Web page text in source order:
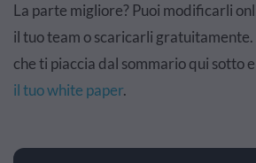
La parte migliore? Puoi modificarli
il tuo team o scaricarli gratuitamente.
che ti piaccia dal sommario qui sotto e
il tuo white paper.